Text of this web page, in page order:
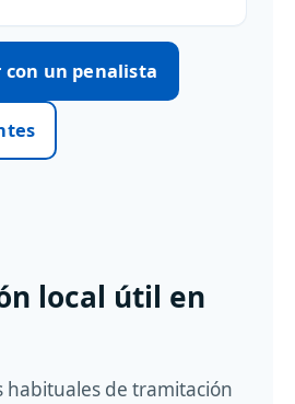
un penalista
local útil en
habituales de tramitación